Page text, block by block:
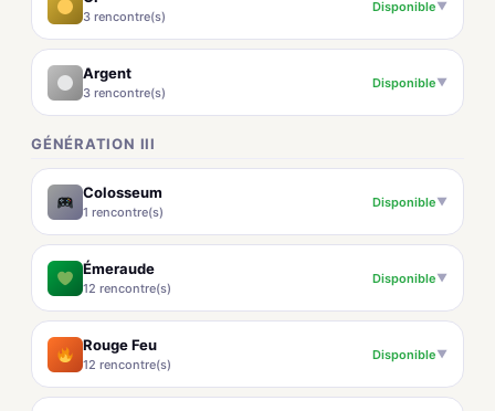
3 rencontre(s)
Disponible▼
Argent
3 rencontre(s)
Disponible▼
GÉNÉRATION III
Colosseum
1 rencontre(s)
Disponible▼
Émeraude
12 rencontre(s)
Disponible▼
Rouge Feu
12 rencontre(s)
Disponible▼